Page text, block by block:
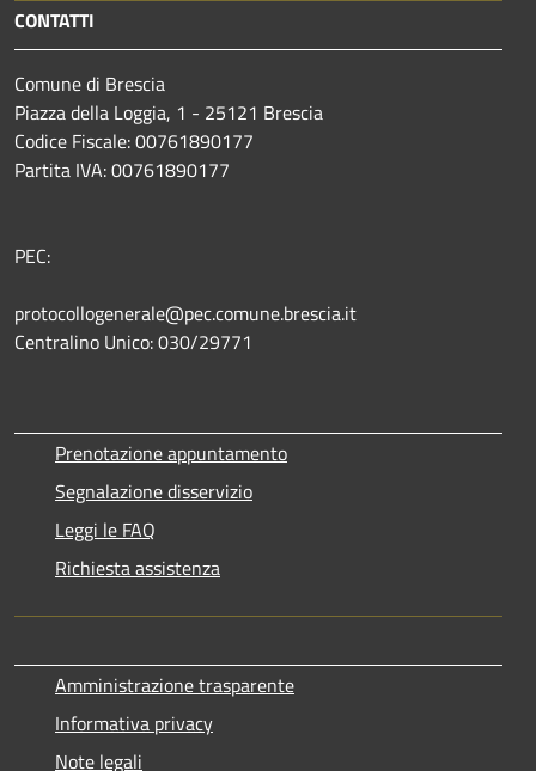
CONTATTI
Comune di Brescia
Piazza della Loggia, 1 - 25121 Brescia
Codice Fiscale: 00761890177
Partita IVA: 00761890177
PEC:
protocollogenerale@pec.comune.brescia.it
Centralino Unico: 030/29771
Prenotazione appuntamento
Segnalazione disservizio
Leggi le FAQ
Richiesta assistenza
Amministrazione trasparente
Informativa privacy
Note legali